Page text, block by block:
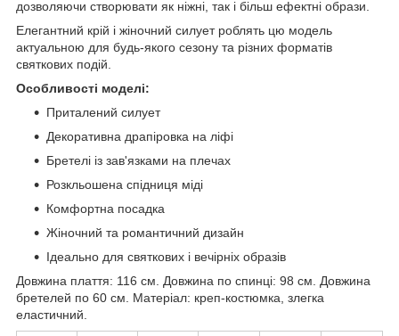
дозволяючи створювати як ніжні, так і більш ефектні образи.
Елегантний крій і жіночний силует роблять цю модель
актуальною для будь-якого сезону та різних форматів
святкових подій.
Особливості моделі:
Приталений силует
Декоративна драпіровка на ліфі
Бретелі із зав'язками на плечах
Розкльошена спідниця міді
Комфортна посадка
Жіночний та романтичний дизайн
Ідеально для святкових і вечірніх образів
Довжина плаття: 116 см. Довжина по спинці: 98 см. Довжина
бретелей по 60 см. Матеріал: креп-костюмка, злегка
еластичний.